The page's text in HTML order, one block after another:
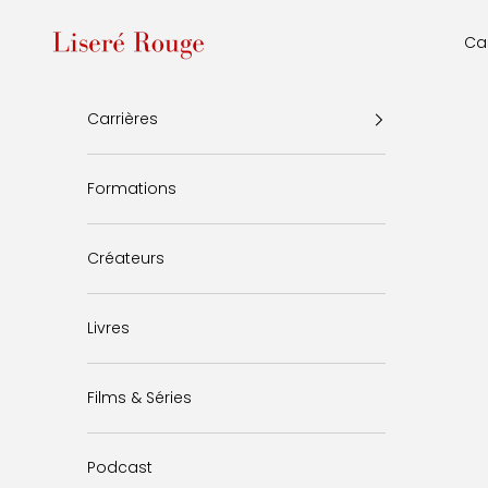
Liseré Rouge
Carrières
Formations
Créateurs
Livres
Films & Séries
Podcast